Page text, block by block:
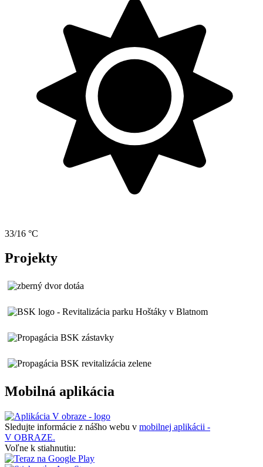
33/16 °C
Projekty
Mobilná aplikácia
Sledujte informácie z nášho webu v mobilnej aplikácii -
V OBRAZE.
Voľne k stiahnutiu: